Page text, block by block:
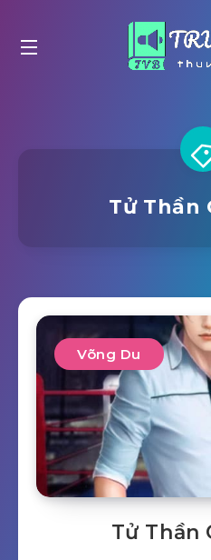
Tử Thần
Võng Du
Tử Thần